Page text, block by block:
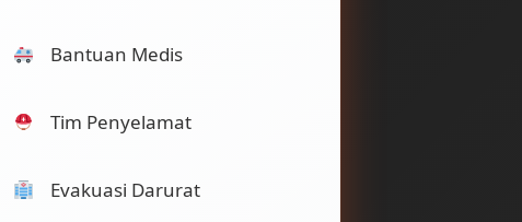
Bantuan Medis
Tim Penyelamat
Evakuasi Darurat